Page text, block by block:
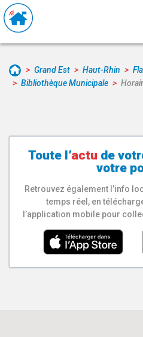
Grand Est Haut-Rhin
Bibliothèque Municipale
Toute l’actu de
votre
Retrouvez également l’info
temps réel, en
l’application mobile pour